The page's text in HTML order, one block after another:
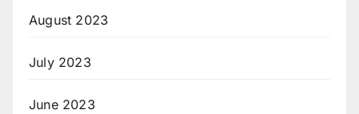
August 2023
July 2023
June 2023